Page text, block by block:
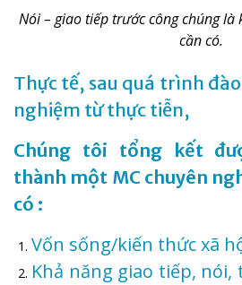
Nói – giao tiếp trước công chúng là
cần có.
Thực tế, sau quá trình
nghiệm từ thực tiễn,
Chúng tôi tổng kết
thành một MC chuyên
có :
Vốn sống/kiến thức xã
Khả năng giao tiếp,